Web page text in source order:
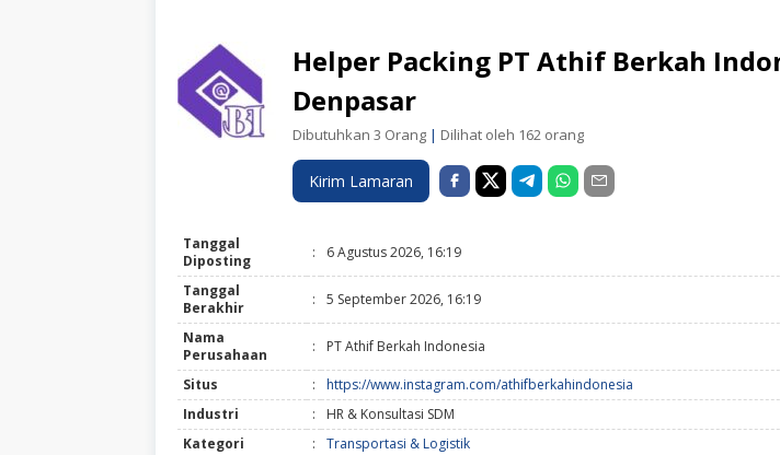
Helper Packing PT Athif Berkah
Denpasar
Dibutuhkan 3 Orang | Dilihat oleh 162 orang
Kirim Lamaran
Tanggal
Diposting
: 6 Agustus 2026, 16:19
Tanggal
Berakhir
: 5 September 2026, 16:19
Nama
Perusahaan
: PT Athif Berkah Indonesia
Situs :
https://www.instagram.com/athifberkahindonesia
Industri
:
HR & Konsultasi SDM
Kategori
:
Transportasi & Logistik